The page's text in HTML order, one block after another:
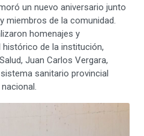
un nuevo aniversario junto
miembros de la comunidad.
homenajes y
de la institución,
Juan Carlos Vergara,
sanitario provincial